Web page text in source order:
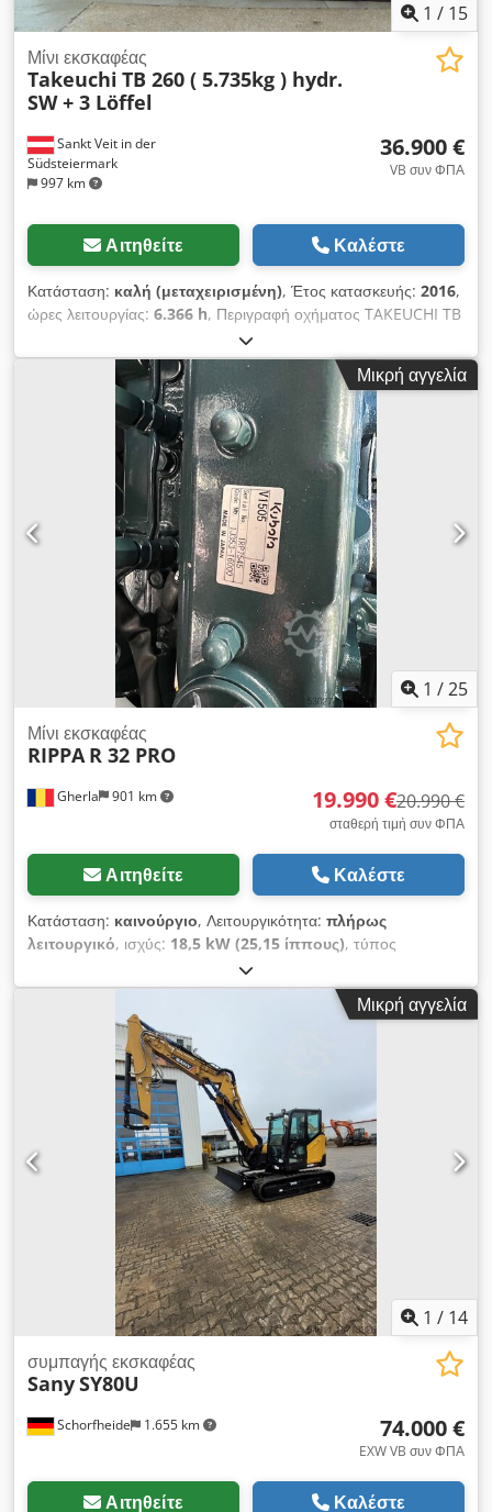
1 / 15
Sankt Veit in der
Südsteiermark
997 km
Μίνι εκσκαφέας
Takeuchi TB 260 ( 5.735kg ) hydr.
SW + 3 Löffel
36.900 €
VB συν ΦΠΑ
Αιτηθείτε Καλέστε
Κατάσταση: καλή (μεταχειρισμένη), Έτος κατασκευής: 2016,
ώρες λειτουργίας: 6.366 h, Περιγραφή οχήματος TAKEUCHI TB
260 μίνι εκσκαφέας midi εκσκαφέας Έτος 2016 acc. Μετρητής
6.366 ώρες Dedpfxerynu Es Aicjck 32,4 KW 5,735 KG -
υδραυλικός ταχυσύνδεσμος - όλες οι γραμμές - 2 κάδοι - νέος
κάδος με υδραυλική κλίση !!! - Κλιματικός έλεγχος - Πρόσθετοι
προβολείς - φιμέ παράθυρα - έτοιμο για άμεση χρήση - Μικρό
παιχνίδι στις βίδες και τους δακτυλίους τιμή πώλησης: 36.900,-
- καθαρά ευνοϊκή παράδοση επίσης δυνατή!
Μικρή αγγελία
1 /25
Gherla 901 km
Μίνι εκσκαφέας
RIPPA R 32 PRO
19.990 €20.990 €
σταθερή τιμή συν ΦΠΑ
Αιτηθείτε Καλέστε
Κατάσταση: καινούργιο, Λειτουργικότητα: πλήρως
λειτουργικό, ισχύς: 18,5 kW (25,15 ίππους), τύπος
μπλε, λειτουργικό βάρος:
Έτος κατασκευής:2025, Καινούργιος μίνι εκσκαφέας RIPPA R
32 Pro, ιαπωνικός κινητήρας Kubota, 4 κύλινδροι, 18,5 kw,
εκπομπές ρύπων Euro 5, Tier 4 Stage V, εγκατάσταση
συλλεκτικού, κλιματισμός, κάμερα mansalier, έτος κατασκευής
2025, ταχυσύνδεσμος, κάδος κλίσης 1000 mm, εγγύηση.
Dsdpfx Aswlvzueicjck
Μικρή αγγελία
1 / 14
Schorfheide 1.655 km
συμπαγής εκσκαφέας
SanySY80U
74.000 €
EXW VB συν ΦΠΑ
Αιτηθείτε Καλέστε